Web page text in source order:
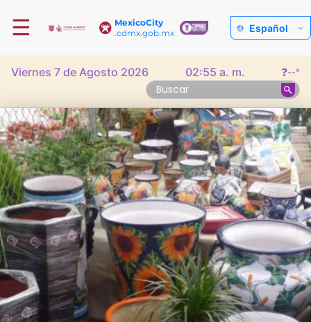
MexicoCity
.cdmx.gob.mx
☰ Español
Viernes 7 de Agosto 2026 02:55 a. m. ❓--°